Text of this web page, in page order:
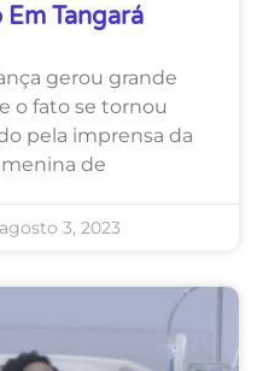
Tangará
gerou grande
o fato se tornou
pela imprensa da
de
agosto 3, 2023